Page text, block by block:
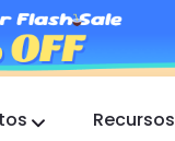
Recursos